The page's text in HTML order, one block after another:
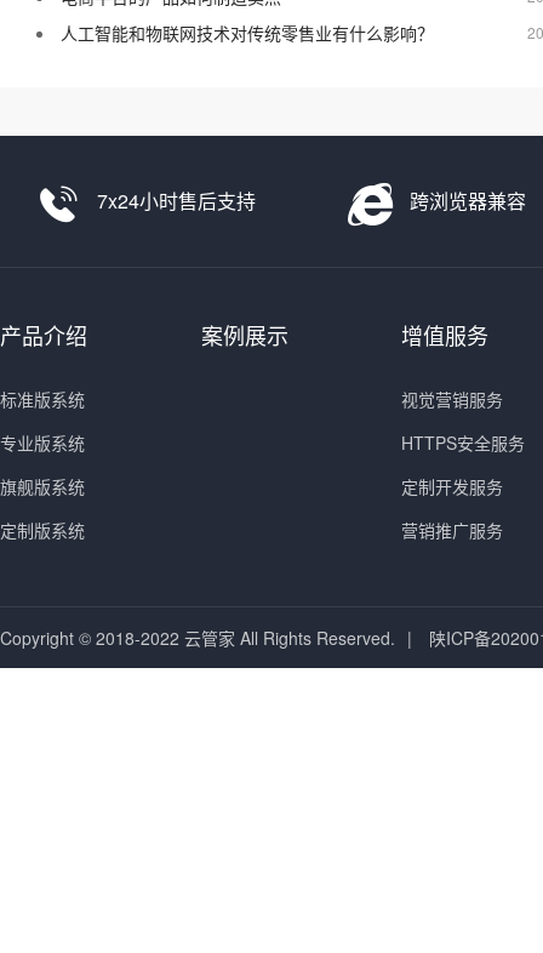
人工智能和物联网技术对传统零售业有什么影响？
7x24小时售后支持 跨浏览器兼容
产品介绍
标准版系统
专业版系统
旗舰版系统
定制版系统
案例展示 增值服务
视觉营销服务
HTTPS安全服务
定制开发服务
营销推广服务
Copyright © 2018-2022 云管家 All Rights Reserved. | 陕ICP备